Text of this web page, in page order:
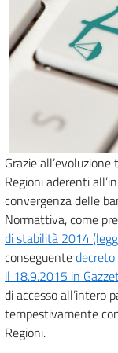
Grazie
Regioni aderenti
convergenza delle
Normattiva, come
di stabilità 2014
conseguente
il 18.9.2015 in
di accesso all’intero
tempestivamente
Regioni.